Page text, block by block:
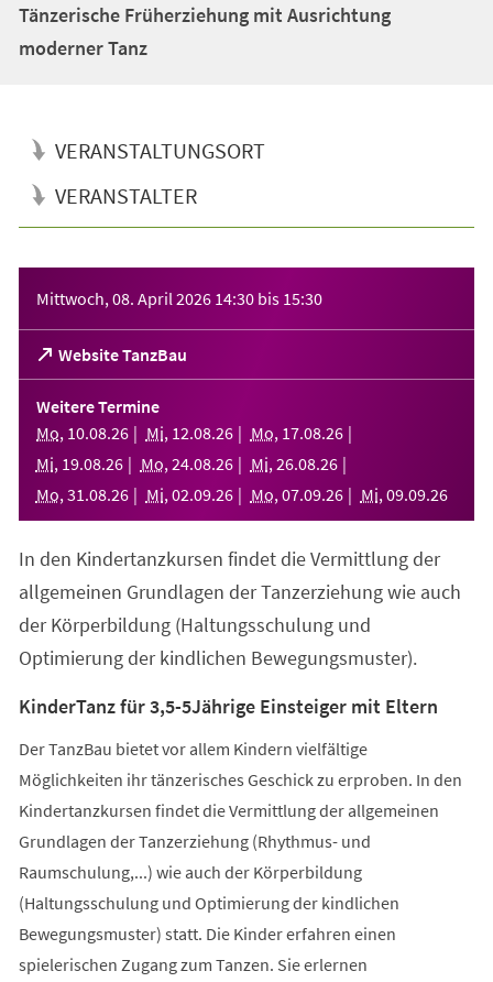
Tänzerische Früherziehung mit Ausrichtung
moderner Tanz
VERANSTALTUNGSORT
VERANSTALTER
Mittwoch, 08. April 2026 14:30 bis 15:30
Website TanzBau
(Öffnet
in
einem
neuen
Tab)
Weitere Termine
Mo, 10.08.26 Mi, 12.08.26 Mo, 17.08.26
Mi, 19.08.26 Mo, 24.08.26 Mi, 26.08.26
Mo, 31 .08.26 Mi, 02.09.26 Mo, 07.09.26 Mi, 09.09.26
In den Kindertanzkursen findet die Vermittlung der
allgemeinen Grundlagen der Tanzerziehung wie auch
der Körperbildung (Haltungsschulung und
Optimierung der kindlichen Bewegungsmuster).
KinderTanz für 3,5-5Jährige Einsteiger mit Eltern
Der TanzBau bietet vor allem Kindern vielfältige
Möglichkeiten ihr tänzerisches Geschick zu erproben. In den
Kindertanzkursen findet die Vermittlung der allgemeinen
Grundlagen der Tanzerziehung (Rhythmus- und
Raumschulung,...) wie auch der Körperbildung
(Haltungsschulung und Optimierung der kindlichen
Bewegungsmuster) statt. Die Kinder erfahren einen
spielerischen Zugang zum Tanzen. Sie erlernen